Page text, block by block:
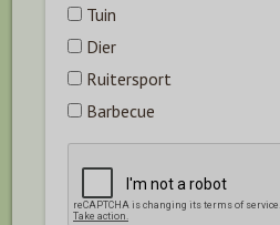
Tuin
Dier
Ruitersport
Barbecue